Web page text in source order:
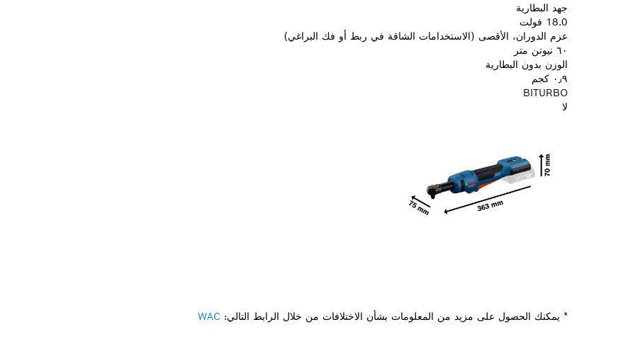
جهد البطارية
18.0 فولت
عزم الدوران، الأقصى (الاستخدامات الشاقة في ربط أو فك البراغي)
٦٠ نيوتن متر
الوزن بدون البطارية
٠٫٩ كجم
BITURBO
لا
* يمكنك الحصول على مزيد من المعلومات بشأن الاختلافات من خلال الرابط التالي: WAC